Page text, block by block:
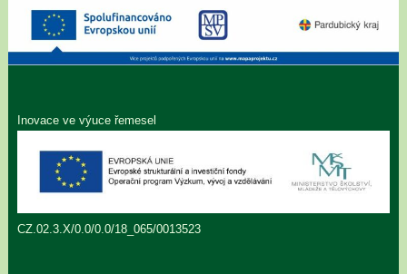
Inovace ve výuce řemesel
CZ.02.3.X/0.0/0.0/18_065/0013523